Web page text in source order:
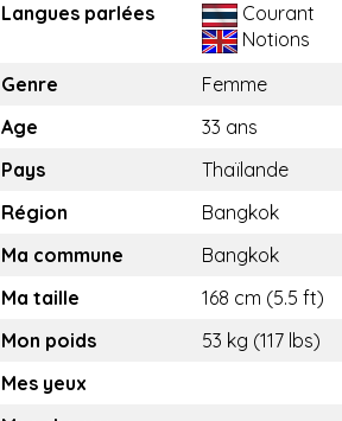
Langues parlées
Courant
Notions
Genre
Femme
Age
33 ans
Pays
Thaïlande
Région
Bangkok
Ma commune
Bangkok
Ma taille
168 cm (5.5 ft)
Mon poids
53 kg (117 lbs)
Mes yeux